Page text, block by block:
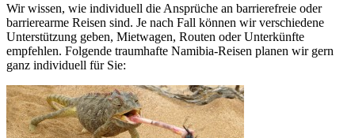
Wir wissen, wie individuell die Ansprüche an barrierefreie oder
barrierearme Reisen sind. Je nach Fall können wir verschiedene
Unterstützung geben, Mietwagen, Routen oder Unterkünfte
empfehlen. Folgende traumhafte Namibia-Reisen planen wir gern
ganz individuell für Sie: